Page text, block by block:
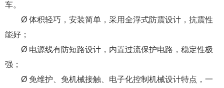
车。
Ø 体积轻巧，安装简单，采用全浮式防震设计，抗震性
能好；
Ø 电源线有防短路设计，内置过流保护电路，稳定性极
强；
Ø 免维护、免机械接触、电子化控制机械设计特点，一